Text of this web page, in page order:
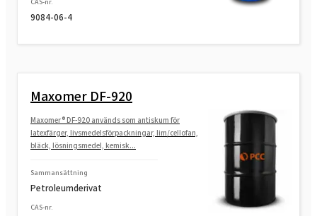
CAS-nr.
9084-06-4
Maxomer DF-920
Maxomer® DF-920 används som antiskum för
latexfärger, livsmedelsförpackningar, lim/cellofan,
bläck, lösningsmedel, kemisk...
Sammansättning
Petroleumderivat
CAS-nr.